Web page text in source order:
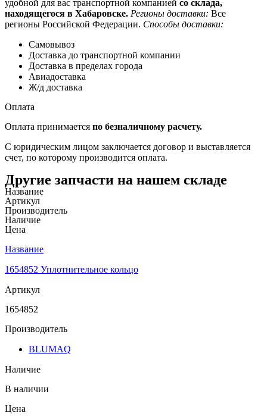
удобной для вас транспортной компанией со склада,
находящегося в Хабаровске. Регионы доставки: Все
регионы Российской Федерации. Способы доставки:
Самовывоз
Доставка до транспортной компании
Доставка в пределах города
Авиадоставка
Ж/д доставка
Оплата
Оплата принимается по безналичному расчету.
С юридическим лицом заключается договор и выставляется
счет, по которому производится оплата.
Другие запчасти на нашем складе
Название
Артикул
Производитель
Наличие
Цена
Название
1654852 Уплотнительное кольцо
Артикул
1654852
Производитель
BLUMAQ
Наличие
В наличии
Цена